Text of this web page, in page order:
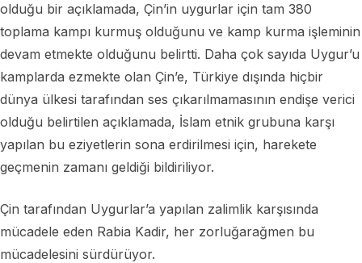
olduğu bir açıklamada, Çin’in uygurlar için tam 380
toplama kampı kurmuş olduğunu ve kamp kurma işleminin
devam etmekte olduğunu belirtti. Daha çok sayıda Uygur’u
kamplarda ezmekte olan Çin’e, Türkiye dışında hiçbir
dünya ülkesi tarafından ses çıkarılmamasının endişe verici
olduğu belirtilen açıklamada, İslam etnik grubuna karşı
yapılan bu eziyetlerin sona erdirilmesi için, harekete
geçmenin zamanı geldiği bildiriliyor.
Çin tarafından Uygurlar’a yapılan zalimlik karşısında
mücadele eden Rabia Kadir, her zorluğarağmen bu
mücadelesini sürdürüyor.